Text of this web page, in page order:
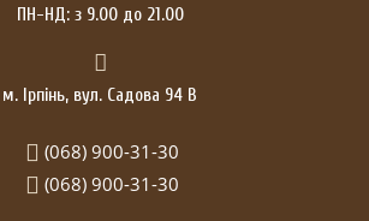
ПН-НД: з 9.00 до 21.00
м. Ірпінь, вул. Садова 94 В
(068) 900-31-30
(068) 900-31-30